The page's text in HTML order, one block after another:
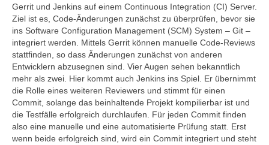
Gerrit und Jenkins auf einem Continuous Integration (CI) Server.
Ziel ist es, Code-Änderungen zunächst zu überprüfen, bevor sie
ins Software Configuration Management (SCM) System – Git –
integriert werden. Mittels Gerrit können manuelle Code-Reviews
stattfinden, so dass Änderungen zunächst von anderen
Entwicklern abzusegnen sind. Vier Augen sehen bekanntlich
mehr als zwei. Hier kommt auch Jenkins ins Spiel. Er übernimmt
die Rolle eines weiteren Reviewers und stimmt für einen
Commit, solange das beinhaltende Projekt kompilierbar ist und
die Testfälle erfolgreich durchlaufen. Für jeden Commit finden
also eine manuelle und eine automatisierte Prüfung statt. Erst
wenn beide erfolgreich sind, wird ein Commit integriert und steht